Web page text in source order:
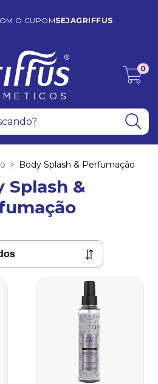
O CUPOMSEJAGRIFFUS
0
> Body Splash & Perfumação
Splash &